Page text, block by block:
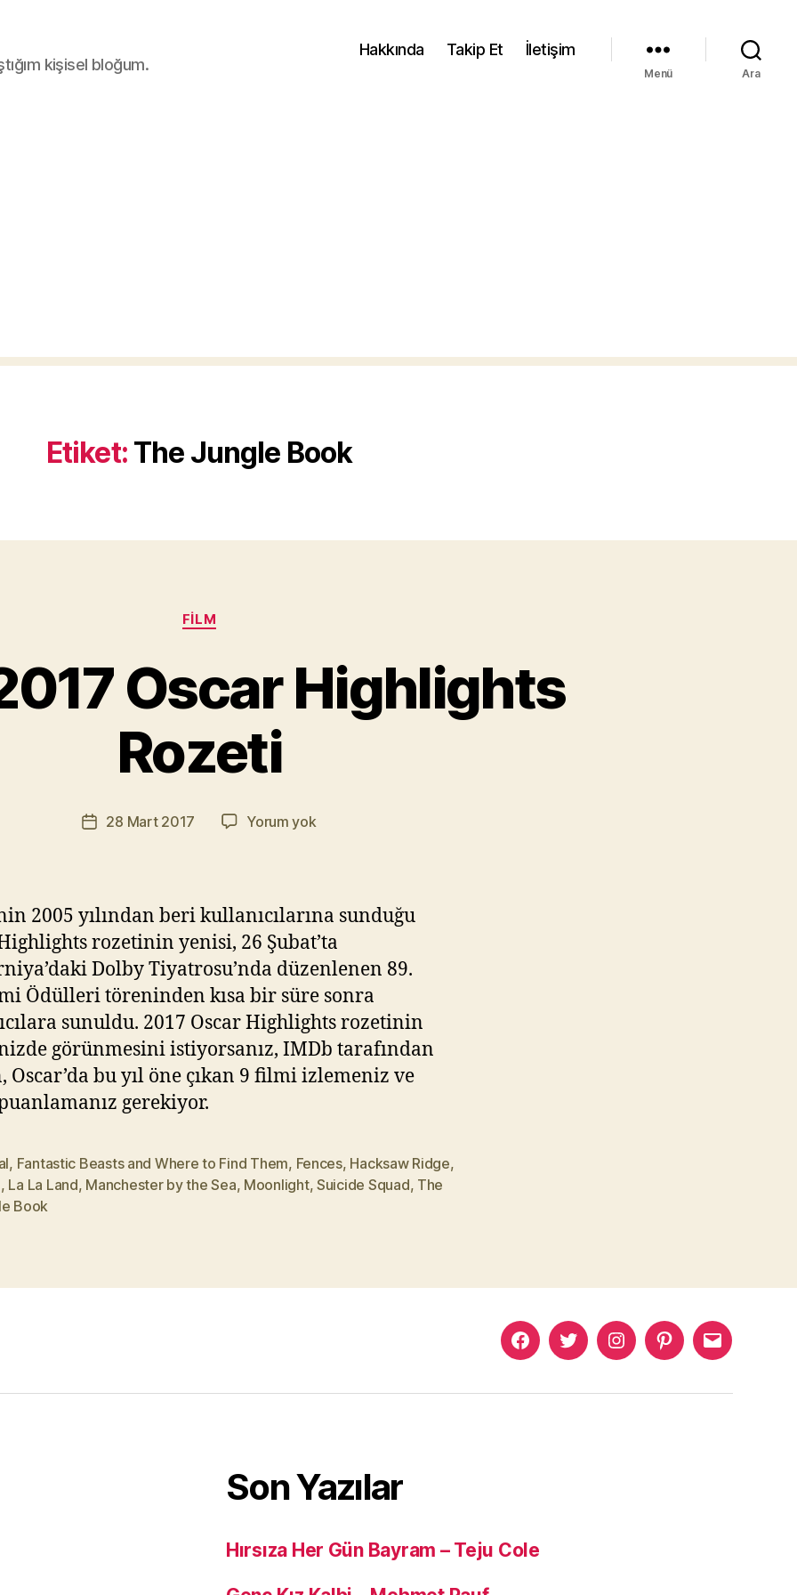
kişisel bloğum.
Hakkında Takip Et İletişim
Menü Ara
Etiket: The Jungle Book
Kategoriler
FILM
Oscar Highlights
Rozeti
Yazının
yazarı
z
a
M
ıl
a
z
Yazı28 Mart 2017 Yorum yokIMDB
2005 yılından beri kullanıcılarına sunduğu
rozetinin yenisi, 26 Şubat’ta
Dolby Tiyatrosu’nda düzenlenen 89.
Ödülleri töreninden kısa bir süre sonra
sunuldu. 2017 Oscar Highlights rozetinin
görünmesini istiyorsanız, IMDb tarafından
Oscar’da bu yıl öne çıkan 9 filmi izlemeniz ve
gerekiyor.
, Fantastic Beasts and Where to Find Them, Fences, Hacksaw Ridge,
, La La Land, Manchester by the Sea, Moonlight,Suicide Squad, The
Book
Murat
Facebook
Murat
Twitter
Murat
Instagram
PinterestMurat
Mail
Son Yazılar
Hırsıza Her Gün Bayram – Teju Cole